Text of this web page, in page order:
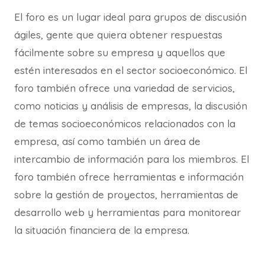
El foro es un lugar ideal para grupos de discusión
ágiles, gente que quiera obtener respuestas
fácilmente sobre su empresa y aquellos que
estén interesados en el sector socioeconómico. El
foro también ofrece una variedad de servicios,
como noticias y análisis de empresas, la discusión
de temas socioeconómicos relacionados con la
empresa, así como también un área de
intercambio de información para los miembros. El
foro también ofrece herramientas e información
sobre la gestión de proyectos, herramientas de
desarrollo web y herramientas para monitorear
la situación financiera de la empresa.